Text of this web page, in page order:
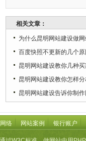
相关文章：
为什么昆明网站建设做
百度快照不更新的几个
昆明网站建设教你几种
昆明网站建设教你怎样
昆明网站建设告诉你制
络 网站案例 银行账户